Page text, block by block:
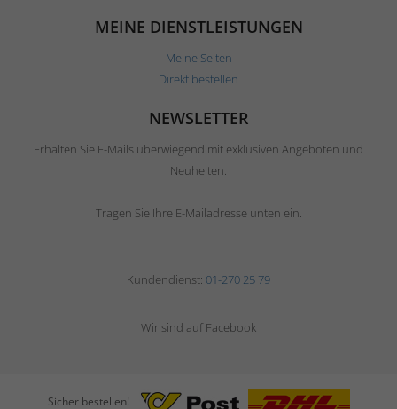
MEINE DIENSTLEISTUNGEN
Meine Seiten
Direkt bestellen
NEWSLETTER
Erhalten Sie E-Mails überwiegend mit exklusiven Angeboten und
Neuheiten.
Tragen Sie Ihre E-Mailadresse unten ein.
Kundendienst: 01-270 25 79
Wir sind auf Facebook
Sicher bestellen!